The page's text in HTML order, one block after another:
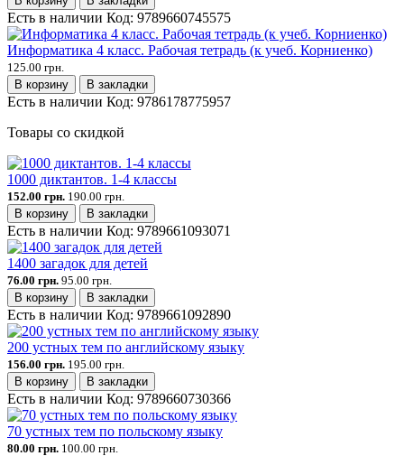
Есть в наличии Код: 9789660745575
Информатика 4 класс. Рабочая тетрадь (к учеб. Корниенко)
125.00 грн.
В корзину
В закладки
Есть в наличии Код: 9786178775957
Товары со скидкой
1000 диктантов. 1-4 классы
152.00 грн. 190.00 грн.
В корзину
В закладки
Есть в наличии Код: 9789661093071
1400 загадок для детей
76.00 грн. 95.00 грн.
В корзину
В закладки
Есть в наличии Код: 9789661092890
200 устных тем по английскому языку
156.00 грн. 195.00 грн.
В корзину
В закладки
Есть в наличии Код: 9789660730366
70 устных тем по польскому языку
80.00 грн. 100.00 грн.